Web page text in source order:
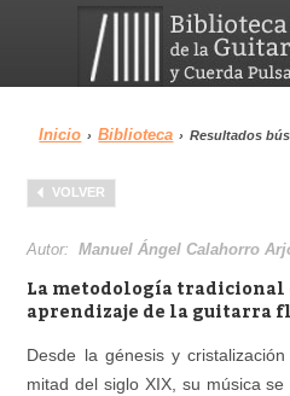
Menu
Biblioteca
Área personal
Inicio › Biblioteca › Resultados
VOLVER
Autor:Manuel Ángel Calahorro
La metodología tradicional
aprendizaje de la guitarra
Desde la génesis y
mitad del siglo XIX, su música